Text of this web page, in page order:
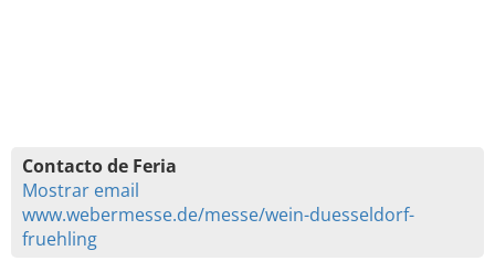
Contacto de Feria
Mostrar email
www.webermesse.de/messe/wein-duesseldorf-
fruehling